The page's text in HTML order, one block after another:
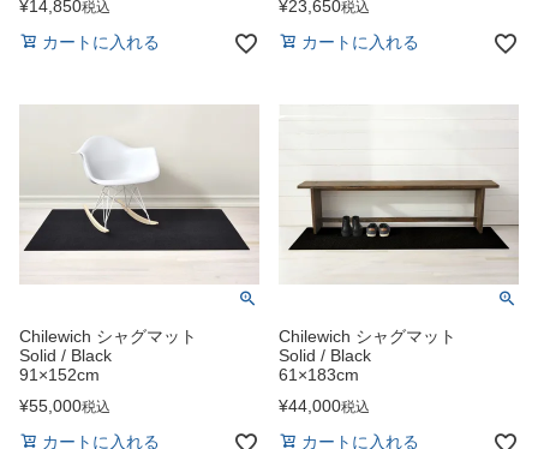
¥14,850税込
カートに入れる
¥23,650税込
カートに入れる
Chilewich シャグマット
Solid / Black
91×152cm
¥55,000税込
カートに入れる
Chilewich シャグマット
Solid / Black
61×183cm
¥44,000税込
カートに入れる